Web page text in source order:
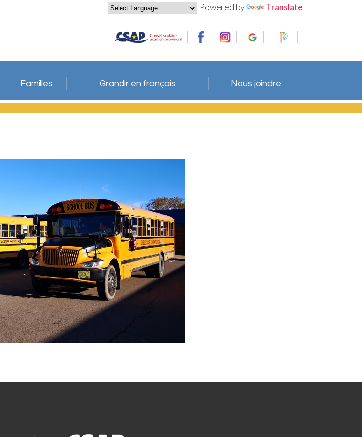
Powered by Translate
Familles Grandir en français Nous joindre